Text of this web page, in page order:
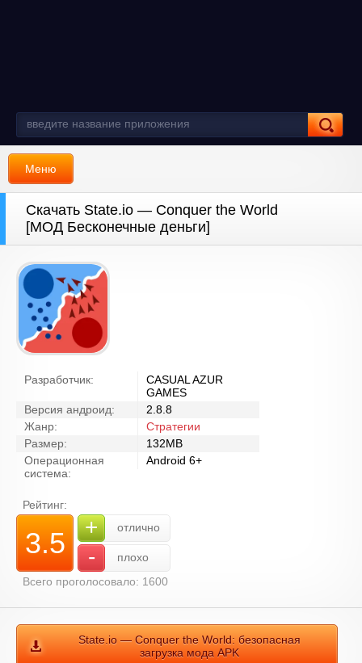
Меню
Скачать State.io — Conquer the World
[МОД Бесконечные деньги]
Разработчик:
CASUAL AZUR
GAMES
Версия андроид:
2.8.8
Жанр:
Стратегии
Размер:
132MB
Операционная
система:
Android 6+
Рейтинг:
3.5 + отлично
-
плохо
Всего проголосовало: 1600
State.io — Conquer the World: безопасная
загрузка мода APK